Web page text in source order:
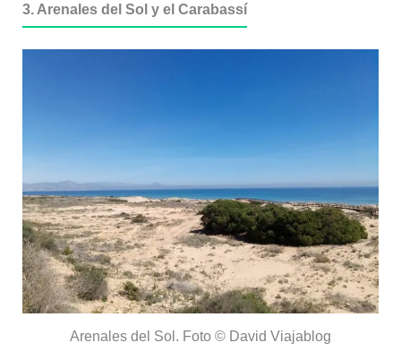
3. Arenales del Sol y el Carabassí
Arenales del Sol. Foto © David Viajablog